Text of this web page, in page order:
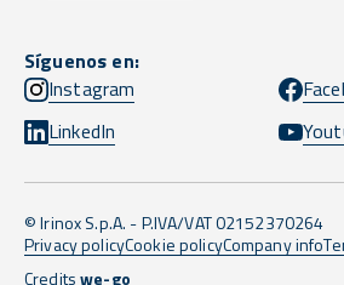
Síguenos en:
Instagram
LinkedIn
© Irinox S.p.A. - P.IVA/VAT 02152370264
Privacy policyCookie policyCompany info
Creditswe-go